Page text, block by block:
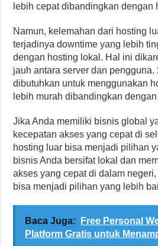
lebih cepat dibandingkan dengan
Namun, kelemahan dari hosting
terjadinya downtime yang lebih
dengan hosting lokal. Hal ini
jauh antara server dan
dibutuhkan untuk menggunakan
lebih murah dibandingkan
Jika Anda memiliki bisnis global
kecepatan akses yang cepat di
hosting luar bisa menjadi pilihan
bisnis Anda bersifat lokal dan
akses yang cepat di dalam negeri,
bisa menjadi pilihan yang lebih
Baca Juga:
Free Personal
Platform Gratis untuk